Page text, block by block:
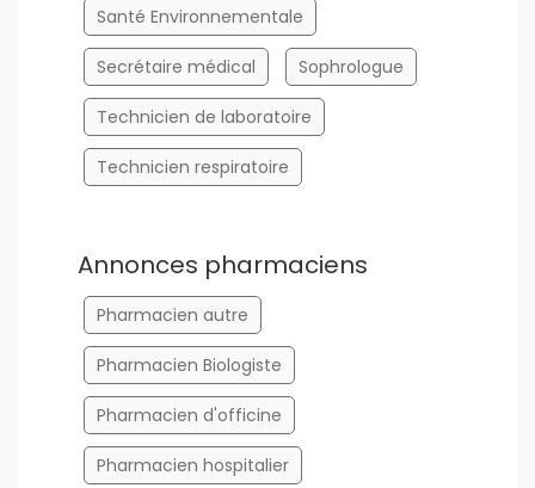
Santé Environnementale
Secrétaire médical Sophrologue
Technicien de laboratoire
Technicien respiratoire
Annonces pharmaciens
Pharmacien autre
Pharmacien Biologiste
Pharmacien d'officine
Pharmacien hospitalier